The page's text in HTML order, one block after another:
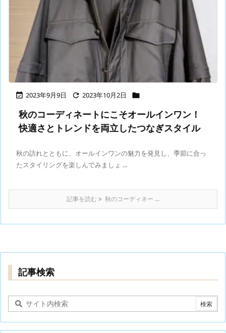
 2023年9月9日  2023年10月2日 
秋のコーディネートにこそオールインワン！
快適さとトレンドを両立したつなぎスタイル
秋の訪れとともに、オールインワンの魅力を発見し、季節に合っ
たスタイリングを楽しんでみましょ ...
記事を読む 秋のコーディネー ...
記事検索